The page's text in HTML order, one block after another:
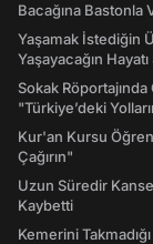
Bacağına Bastonla
Yaşamak İstediğin
Yaşayacağın
Sokak Röportajında
"Türkiye’deki
Kur'an Kursu
Çağırın"
Uzun Süredir
Kaybetti
Kemerini